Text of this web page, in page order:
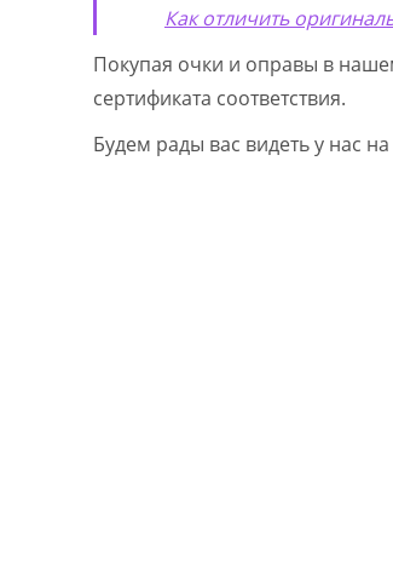
Как отличить
Покупая очки и оправы в
сертификата соответствия.
Будем рады вас видеть у нас